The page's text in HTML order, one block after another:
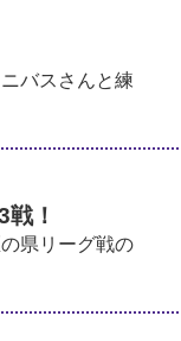
バスさんと練
！
県リーグ戦の